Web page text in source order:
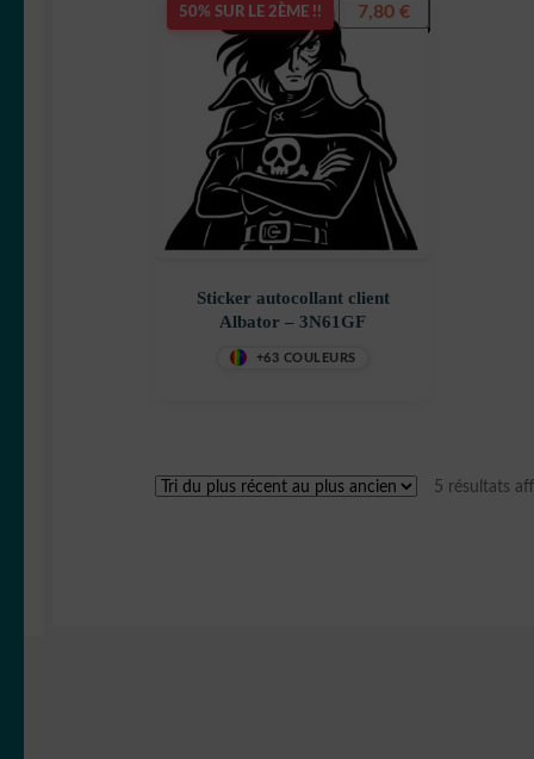
50% SUR LE 2ÈME !!
Sticker autocollant client
Albator – 3N61GF
+63 COULEURS
7,80€
5 résultats